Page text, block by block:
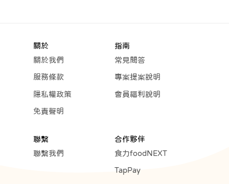
關於
關於我們
服務條款
隱私權政策
免責聲明
指南
常見問答
專案提案說明
會員福利說明
聯繫
聯繫我們
合作夥伴
食力foodNEXT
TapPay